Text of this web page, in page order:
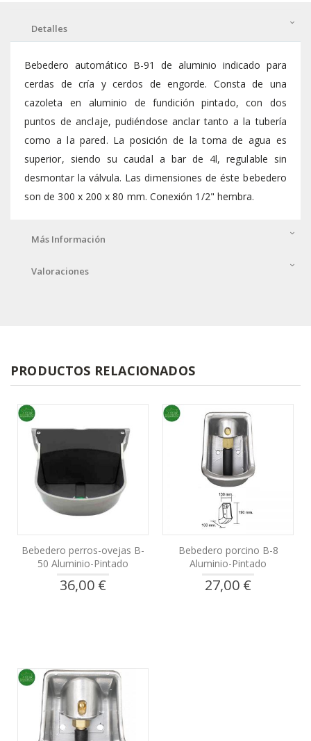
Detalles
Bebedero automático B-91 de aluminio indicado para
cerdas de cría y cerdos de engorde. Consta de una
cazoleta en aluminio de fundición pintado, con dos
puntos de anclaje, pudiéndose anclar tanto a la tubería
como a la pared. La posición de la toma de agua es
superior, siendo su caudal a bar de 4l, regulable sin
desmontar la válvula. Las dimensiones de éste bebedero
son de 300 x 200 x 80 mm. Conexión 1/2" hembra.
Más Información
Valoraciones
PRODUCTOS RELACIONADOS
Bebedero perros-ovejas B-
50 Aluminio-Pintado
36,00 €
Bebedero porcino B-8
Aluminio-Pintado
27,00 €